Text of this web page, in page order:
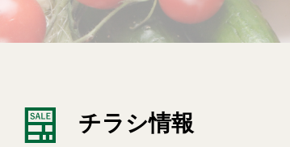
チラシ情報